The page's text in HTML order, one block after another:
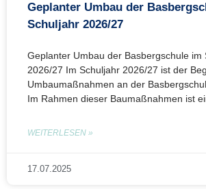
Geplanter Umbau der
Schuljahr 2026/27
Geplanter Umbau der Basbergschule im
2026/27 Im Schuljahr 2026/27 ist der
Umbaumaßnahmen an der
Im Rahmen dieser Baumaßnahmen ist
WEITERLESEN »
17.07.2025